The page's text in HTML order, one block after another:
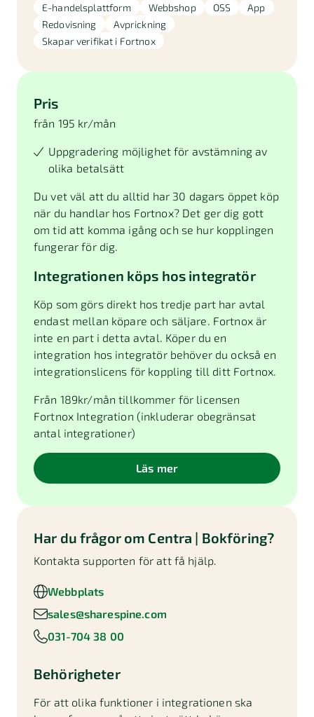
E-handelsplattform
Webbshop OSS
App
Redovisning
Avprickning
Skapar verifikat i Fortnox
Pris
från 195 kr/mån
Uppgradering möjlighet för avstämning av
olika betalsätt
Du vet väl att du alltid har 30 dagars öppet köp
när du handlar hos Fortnox? Det ger dig gott
om tid att komma igång och se hur kopplingen
fungerar för dig.
Integrationen köps hos integratör
Köp som görs direkt hos tredje part har avtal
endast mellan köpare och säljare. Fortnox är
inte en part i detta avtal. Köper du en
integration hos integratör behöver du också en
integrationslicens för koppling till ditt Fortnox.
Från 189kr/mån tillkommer för licensen
Fortnox Integration (inkluderar obegränsat
antal integrationer)
Läs mer
Har du frågor om Centra | Bokföring?
Kontakta supporten för att få hjälp.
Webbplats
sales@sharespine.com
031-704 38 00
Behörigheter
För att olika funktioner i integrationen ska